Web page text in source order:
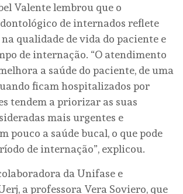
Valente lembrou que o
de internados reflete
qualidade de vida do paciente e
de internação. “O atendimento
a saúde do paciente, de uma
ficam hospitalizados por
tendem a priorizar as suas
mais urgentes e
pouco a saúde bucal, o que pode
de internação”, explicou.
da Unifase e
a professora Vera Soviero, que